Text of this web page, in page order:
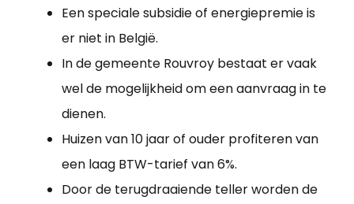
Een speciale subsidie of energiepremie is
er niet in België.
In de gemeente Rouvroy bestaat er vaak
wel de mogelijkheid om een aanvraag in te
dienen.
Huizen van 10 jaar of ouder profiteren van
een laag BTW-tarief van 6%.
Door de terugdraaiende teller worden de